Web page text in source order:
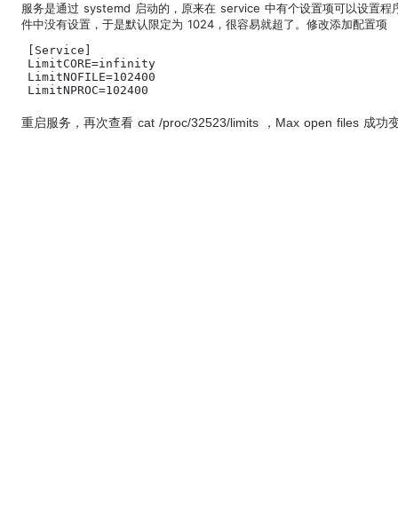
服务是通过 systemd 启动的，原来在 service 中有个设置项可以设置
件中没有设置，于是默认限定为 1024，很容易就超了。修改添加配置项
[Service]
LimitCORE=infinity
LimitNOFILE=102400
LimitNPROC=102400
重启服务，再次查看 cat /proc/32523/limits ，Max open files 成功